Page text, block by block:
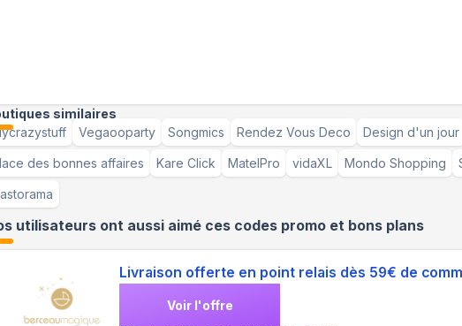
similaires
Vegaooparty Songmics Rendez Vous Deco Design d'un jour
des bonnes affaires Kare Click MatelPro vidaXL Mondo Shopping
utilisateurs ont aussi aimé ces codes promo et bons plans
Livraison offerte en point relais dès 59€ de
Voir l'offre